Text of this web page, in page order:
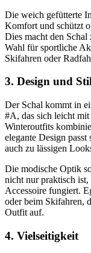
Die weich gefütterte
Komfort und schützt
Dies macht den Schal
Wahl für sportliche
Skifahren oder
3. Design und
Der Schal kommt in
#A, das sich leicht
Winteroutfits
elegante Design
auch zu lässigen
Die modische Optik
nicht nur praktisch
Accessoire fungiert.
oder beim Skifahren,
Outfit auf.
4. Vielseitigkeit